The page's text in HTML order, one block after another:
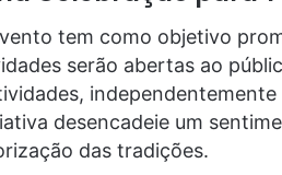
tem como objetivo
serão abertas ao
desencadeie um
das tradições.